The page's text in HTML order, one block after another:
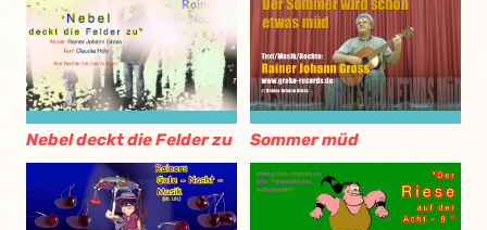
Nebel deckt die Felder zu Sommer müd